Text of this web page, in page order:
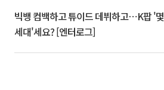
빅뱅 컴백하고 튜이드 데뷔하고⋯K팝 '몇
세대'세요? [엔터로그]